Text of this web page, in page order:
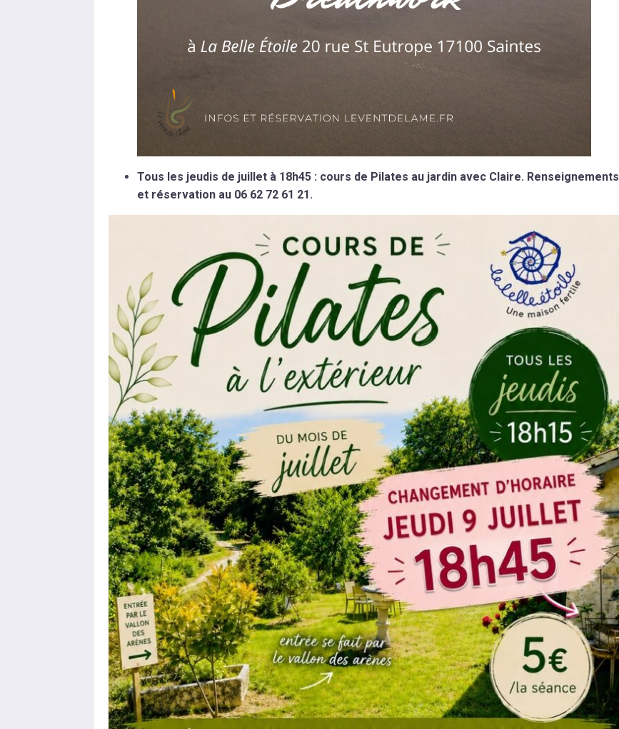
Tous les jeudis de juillet à 18h45 : cours de Pilates au jardin avec Claire. Renseignements
et réservation au 06 62 72 61 21.